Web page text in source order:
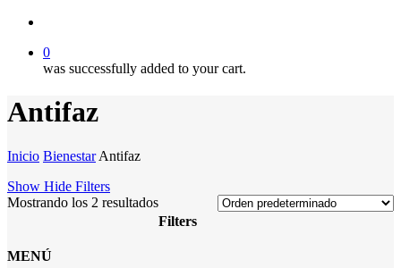
0
was successfully added to your cart.
Antifaz
Inicio Bienestar Antifaz
Show Hide Filters
Mostrando los 2 resultados
Filters
Close
MENÚ